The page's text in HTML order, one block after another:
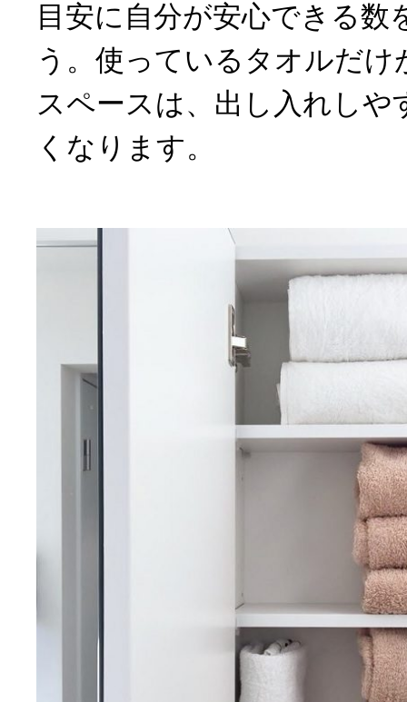
目安に自分が安心できる数
う。使っているタオルだ
スペースは、出し入れしや
くなります。